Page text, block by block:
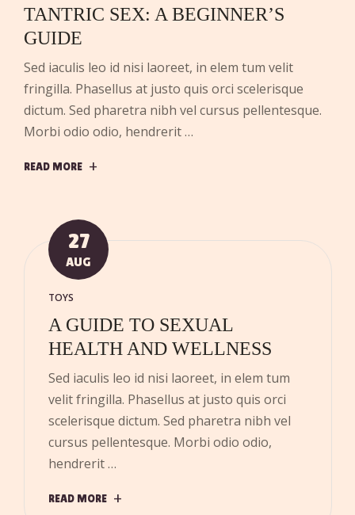
TANTRIC SEX: A BEGINNER’S
GUIDE
Sed iaculis leo id nisi laoreet, in elem tum velit
fringilla. Phasellus at justo quis orci scelerisque
dictum. Sed pharetra nibh vel cursus pellentesque.
Morbi odio odio, hendrerit …
READ MORE
27
AUG
TOYS
A GUIDE TO SEXUAL
HEALTH AND WELLNESS
Sed iaculis leo id nisi laoreet, in elem tum
velit fringilla. Phasellus at justo quis orci
scelerisque dictum. Sed pharetra nibh vel
cursus pellentesque. Morbi odio odio,
hendrerit …
READ MORE